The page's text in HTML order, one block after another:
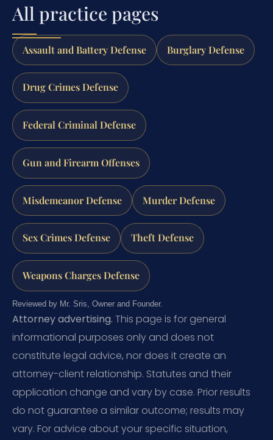
All practice pages
Assault and Battery Defense Burglary Defense
Drug Crimes Defense
Federal Criminal Defense
Gun and Firearm Offenses
Misdemeanor Defense Murder Defense
Sex Crimes Defense Theft Defense
Weapons Charges Defense
Reviewed by Mr. Sris, Owner and Founder.
Attorney advertising. This page is for general
informational purposes only and does not
constitute legal advice, nor does it create an
attorney-client relationship. Statutes and their
application change and vary by case. Prior results
do not guarantee a similar outcome; results may
vary. For advice about your specific situation,